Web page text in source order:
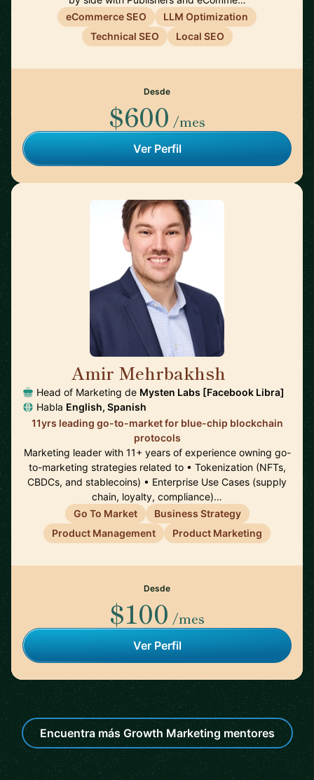
eCommerce SEO
LLM Optimization
Technical SEO
Local SEO
Desde
$600 /mes
Ver Perfil
Amir Mehrbakhsh
Head of Marketing de Mysten Labs [Facebook Libra]
Habla English, Spanish
11yrs leading go-to-market for blue-chip blockchain
protocols
Marketing leader with 11+ years of experience owning go-
to-marketing strategies related to • Tokenization (NFTs,
CBDCs, and stablecoins) • Enterprise Use Cases (supply
chain, loyalty, compliance)…
Go To Market
Business Strategy
Product Management
Product Marketing
Desde
$100 /mes
Ver Perfil
Encuentra más Growth Marketing mentores